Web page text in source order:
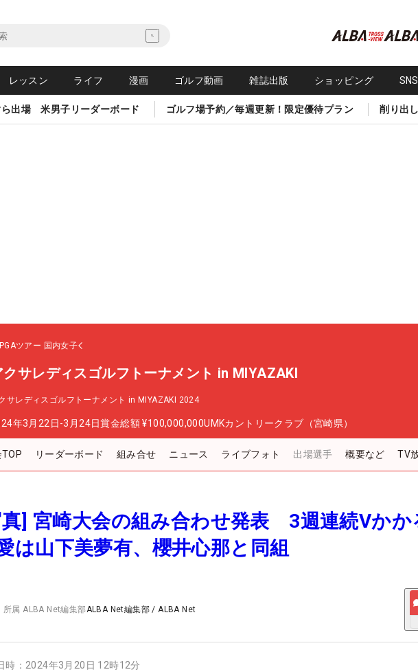
レッスン ライフ 漫画 ゴルフ動画 雑誌出版 ショッピング
ら出場 米男子リーダーボード ゴルフ場予約／毎週更新！限定優待プラン 削り出
ツアー 国内女子
クサレディスゴルフトーナメント in MIYAZAKI
サレディスゴルフトーナメント in MIYAZAKI 2024
年3月22日-3月24日賞金総額 ¥100,000,000UMKカントリークラブ（宮崎県）
リーダーボード 組み合せ ニュース ライブフォト 出場選手 概要など TV
真] 宮崎大会の組み合わせ発表 3週連続Vかか
は山下美夢有、櫻井心那と同組
所属ALBA Net編集部ALBA Net編集部 /ALBA Net
時： 2024年3月20日 12時12分